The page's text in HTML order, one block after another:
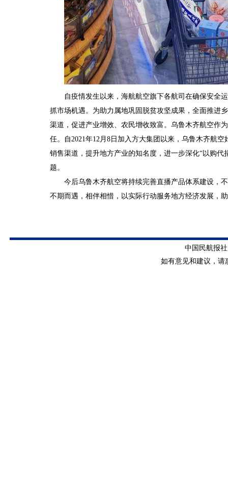
自疫情发生以来，海航航空旗下各航司在确保安全
抓市场机遇。为助力属地巩固脱贫攻坚成果，全面推进
渠道，促进产业增效、农民增收致富。乌鲁木齐航空作
任。自2021年12月8日加入方大集团以来，乌鲁木齐航
销售渠道，提升地方产业的知名度，进一步深化“以购
题。
今后乌鲁木齐航空将持续完善直播产品体系建设，
不期而遇，相伴相惜，以实际行动服务地方经济发展，
中国民航报
如有意见和建议，请